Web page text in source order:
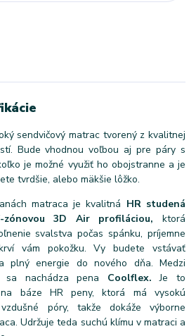
sendvičový matrac tvorený z kvalitnej
Bude vhodnou voľbou aj pre páry s
je možné využiť ho obojstranne a je
tvrdšie, alebo mäkšie lôžko.
matraca je kvalitná HR studená
3D Air profiláciou, ktorá
svalstva počas spánku, príjemne
vám pokožku. Vy budete vstávať
plný energie do nového dňa. Medzi
sa nachádza pena Coolflex.Je to
na báze HR peny, ktorá má vysokú
póry, takže dokáže výborne
Udržuje teda suchú klímu v matraci a